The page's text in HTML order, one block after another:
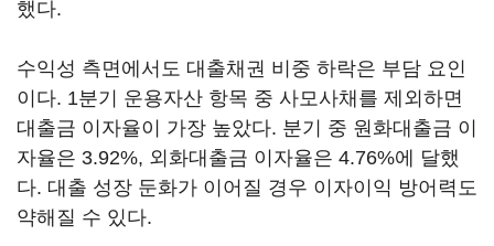
했다.
수익성 측면에서도 대출채권 비중 하락은 부담 요인
이다. 1분기 운용자산 항목 중 사모사채를 제외하면
대출금 이자율이 가장 높았다. 분기 중 원화대출금 이
자율은 3.92%, 외화대출금 이자율은 4.76%에 달했
다. 대출 성장 둔화가 이어질 경우 이자이익 방어력도
약해질 수 있다.